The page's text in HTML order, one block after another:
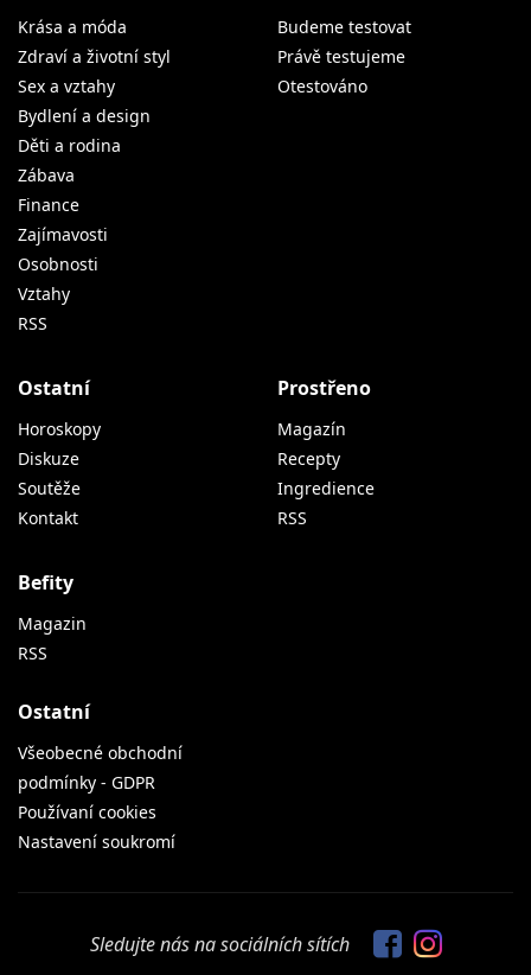
Krása a móda
Zdraví a životní styl
Sex a vztahy
Bydlení a design
Děti a rodina
Zábava
Finance
Zajímavosti
Osobnosti
Vztahy
RSS
Budeme testovat
Právě testujeme
Otestováno
Ostatní
Horoskopy
Diskuze
Soutěže
Kontakt
Prostřeno
Magazín
Recepty
Ingredience
RSS
Befity
Magazin
RSS
Ostatní
Všeobecné obchodní
podmínky - GDPR
Používaní cookies
Nastavení soukromí
Sledujte nás na sociálních sítích